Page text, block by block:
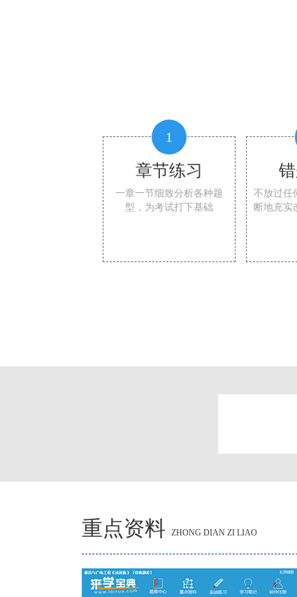
1
章节练习
一章一节细致分析各种题
型，为考试打下基础
不放过任
断地充实
重点资料 ZHONG DIAN ZI LIAO